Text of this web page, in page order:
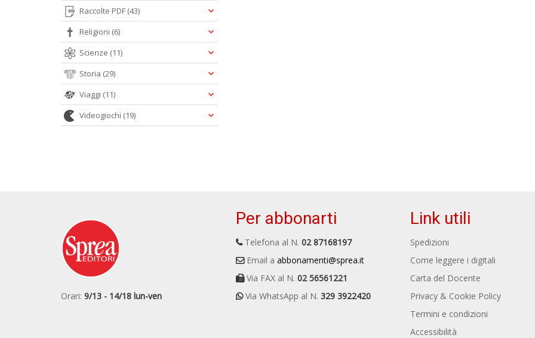
Raccolte PDF (43)
Religioni (6)
Scienze (11)
Storia (29)
Viaggi (11)
Videogiochi (19)
Orari: 9/13 - 14/18 lun-ven
Per abbonarti
Telefona al N. 02 87168197
Email a abbonamenti@sprea.it
Via FAX al N. 02 56561221
Via WhatsApp al N. 329 3922420
Link utili
Spedizioni
Come leggere i digitali
Carta del Docente
Privacy & Cookie Policy
Termini e condizioni
Accessibilità